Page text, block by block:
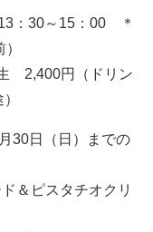
：30～15：00 ＊
2,400円（ドリン
30日（日）までの
＆ピスタチオクリ